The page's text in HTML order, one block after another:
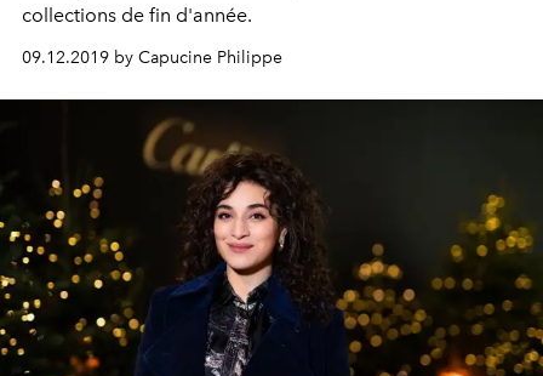
collections de fin d'année.
09.12.2019 by Capucine Philippe